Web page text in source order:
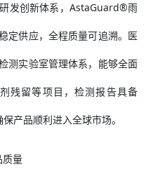
发创新体系，AstaGuard®雨
定供应，全程质量可追溯。医
测实验室管理体系，能够全面
残留等项目，检测报告具备
产品顺利进入全球市场。
质量